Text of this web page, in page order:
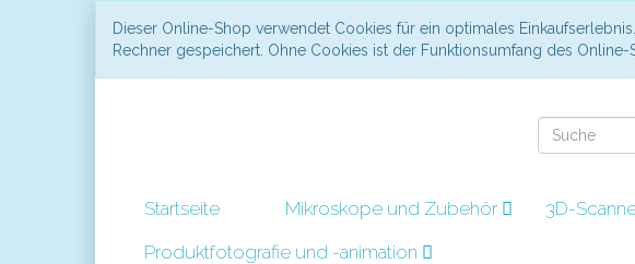
Dieser Online-Shop verwendet Cookies für ein optimales
Rechner gespeichert. Ohne Cookies ist der Funktionsumfang des Online-
Startseite Mikroskope und Zubehör 3D-
Produktfotografie und -animation